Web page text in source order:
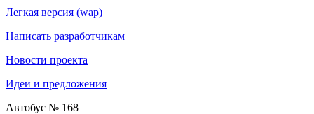
Легкая версия (wap)
Написать разработчикам
Новости проекта
Идеи и предложения
Автобус № 168